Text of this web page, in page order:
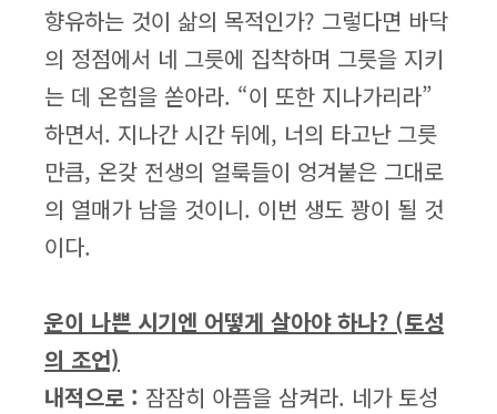
향유하는 것이 삶의 목적인가? 그렇다면 바닥
의 정점에서 네 그릇에 집착하며 그릇을 지키
는 데 온힘을 쏟아라. “이 또한 지나가리라”
하면서. 지나간 시간 뒤에, 너의 타고난 그릇
만큼, 온갖 전생의 얼룩들이 엉겨붙은 그대로
의 열매가 남을 것이니. 이번 생도 꽝이 될 것
이다.
운이 나쁜 시기엔 어떻게 살아야 하나? (토성
의 조언)
내적으로 : 잠잠히 아픔을 삼켜라. 네가 토성